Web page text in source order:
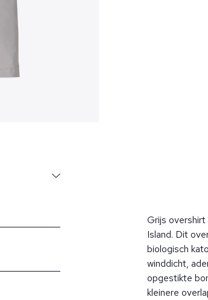
Grijs
Island. Dit
biologisch
winddicht,
opgestikte
kleinere